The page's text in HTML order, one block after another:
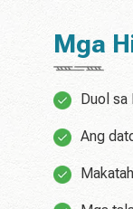
Mga
Duol sa
Ang